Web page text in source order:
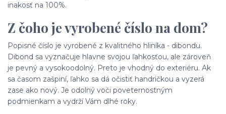
inakosť na 100%.
Z čoho je vyrobené číslo na dom?
Popisné číslo je vyrobené z kvalitného hliníka - dibondu.
Dibond sa vyznačuje hlavne svojou ľahkosťou, ale zároveň
je pevný a vysokoodolný. Preto je vhodný do exteriéru. Ak
sa časom zašpiní, ľahko sa dá očistiť handričkou a vyzerá
zase ako nový. Je odolný voči poveternostným
podmienkam a vydrží Vám dlhé roky.